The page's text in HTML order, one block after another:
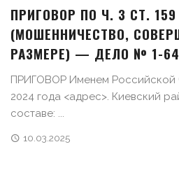
ПРИГОВОР ПО Ч. 3 СТ.
(МОШЕННИЧЕСТВО,
РАЗМЕРЕ) — ДЕЛО № 1-
ПРИГОВОР Именем Российской
2024 года <адрес>. Киевский
составе: ...
10.03.2025